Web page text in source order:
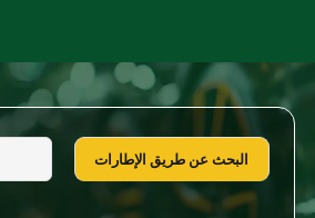
البحث عن طريق الإطارات